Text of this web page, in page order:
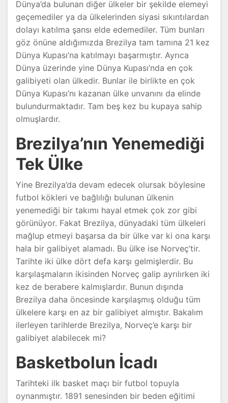
Dünya’da bulunan diğer ülkeler bir şekilde elemeyi
geçemediler ya da ülkelerinden siyasi sıkıntılardan
dolayı katılma şansı elde edemediler. Tüm bunları
göz önüne aldığımızda Brezilya tam tamına 21 kez
Dünya Kupası’na katılmayı başarmıştır. Ayrıca
Dünya üzerinde yine Dünya Kupası’nda en çok
galibiyeti olan ülkedir. Bunlar ile birlikte en çok
Dünya Kupası’nı kazanan ülke unvanını da elinde
bulundurmaktadır. Tam beş kez bu kupaya sahip
olmuşlardır.
Brezilya’nın Yenemediği
Tek Ülke
Yine Brezilya’da devam edecek olursak böylesine
futbol kökleri ve bağlılığı bulunan ülkenin
yenemediği bir takımı hayal etmek çok zor gibi
görünüyor. Fakat Brezilya, dünyadaki tüm ülkeleri
mağlup etmeyi başarsa da bir ülke var ki ona karşı
hala bir galibiyet alamadı. Bu ülke ise Norveç’tir.
Tarihte iki ülke dört defa karşı gelmişlerdir. Bu
karşılaşmaların ikisinden Norveç galip ayrılırken iki
kez de berabere kalmışlardır. Bunun dışında
Brezilya daha öncesinde karşılaşmış olduğu tüm
ülkelere karşı en az bir galibiyet almıştır. Bakalım
ilerleyen tarihlerde Brezilya, Norveç’e karşı bir
galibiyet alabilecek mi?
Basketbolun İcadı
Tarihteki ilk basket maçı bir futbol topuyla
oynanmıştır. 1891 senesinden bir beden eğitimi